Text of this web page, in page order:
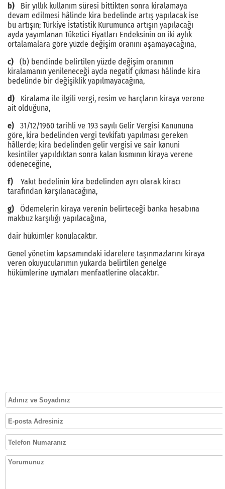
b) Bir yıllık kullanım süresi bittikten sonra kiralamaya
devam edilmesi hâlinde kira bedelinde artış yapılacak ise
bu artışın; Türkiye İstatistik Kurumunca artışın yapılacağı
ayda yayımlanan Tüketici Fiyatları Endeksinin on iki aylık
ortalamalara göre yüzde değişim oranını aşamayacağına,
c) (b) bendinde belirtilen yüzde değişim oranının
kiralamanın yenileneceği ayda negatif çıkması hâlinde kira
bedelinde bir değişiklik yapılmayacağına,
d) Kiralama ile ilgili vergi, resim ve harçların kiraya verene
ait olduğuna,
e) 31/12/1960 tarihli ve 193 sayılı Gelir Vergisi Kanununa
göre, kira bedelinden vergi tevkifatı yapılması gereken
hâllerde; kira bedelinden gelir vergisi ve sair kanuni
kesintiler yapıldıktan sonra kalan kısmının kiraya verene
ödeneceğine,
f) Yakıt bedelinin kira bedelinden ayrı olarak kiracı
tarafından karşılanacağına,
g) Ödemelerin kiraya verenin belirteceği banka hesabına
makbuz karşılığı yapılacağına,
dair hükümler konulacaktır.
Genel yönetim kapsamındaki idarelere taşınmazlarını kiraya
veren okuyucularımın yukarda belirtilen genelge
hükümlerine uymaları menfaatlerine olacaktır.